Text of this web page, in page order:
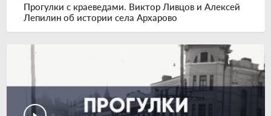
Прогулки с краеведами. Виктор Ливцов и Алексей
Лепилин об истории села Архарово